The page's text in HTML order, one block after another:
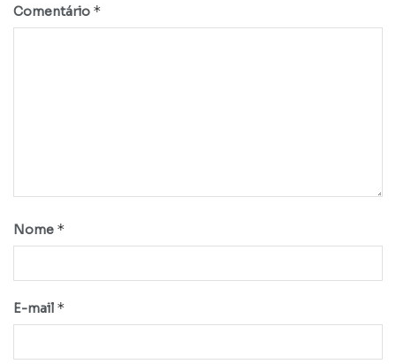
Comentário *
Nome *
E-mail *